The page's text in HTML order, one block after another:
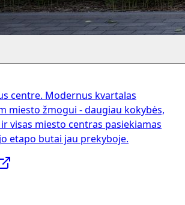
centre. Modernus kvartalas
miesto žmogui - daugiau kokybės,
visas miesto centras pasiekiamas
etapo butai jau prekyboje.